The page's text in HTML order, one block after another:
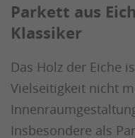
Parkett aus
Klassiker
Das Holz der Eiche
Vielseitigkeit nicht
Insbesondere als